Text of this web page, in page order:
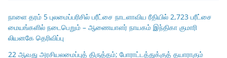
நாளை தரம் 5 புலமைப்பரிசில் பரீட்சை நாடளாவிய ரீதியில் 2,723 பரீட்சை
மையங்களில் நடைபெறும் – ஆணையாளர் நாயகம் இந்திகா குமாரி
லியனகே தெரிவிப்பு
22 ஆவது அரசியலமைப்புத் திருத்தம்; போராட்டத்துக்குத் தயாராகும்